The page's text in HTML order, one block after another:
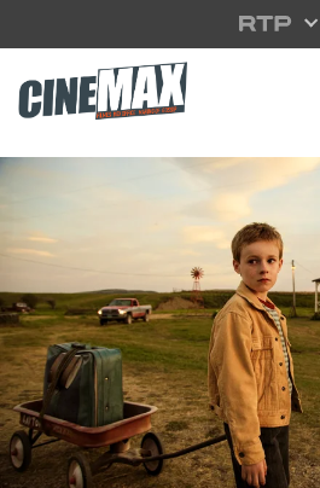
Saltar para o conteúdo principal